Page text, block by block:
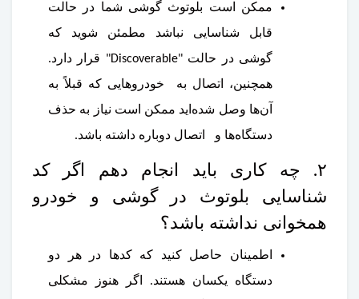
ممکن است بلوتوث گوشی شما در حالت
قابل شناسایی نباشد مطمئن شوید که
گوشی در حالت "Discoverable" قرار دارد.
همچنین، اتصال به خودروهایی که قبلاً به
آن‌ها وصل شده‌اید ممکن است نیاز به حذف
دستگاه‌ها و اتصال دوباره داشته باشد.
۲. چه کاری باید انجام دهم اگر کد
شناسایی بلوتوث در گوشی و خودرو
همخوانی نداشته باشد؟
اطمینان حاصل کنید که کدها در هر دو
دستگاه یکسان هستند. اگر هنوز مشکلی